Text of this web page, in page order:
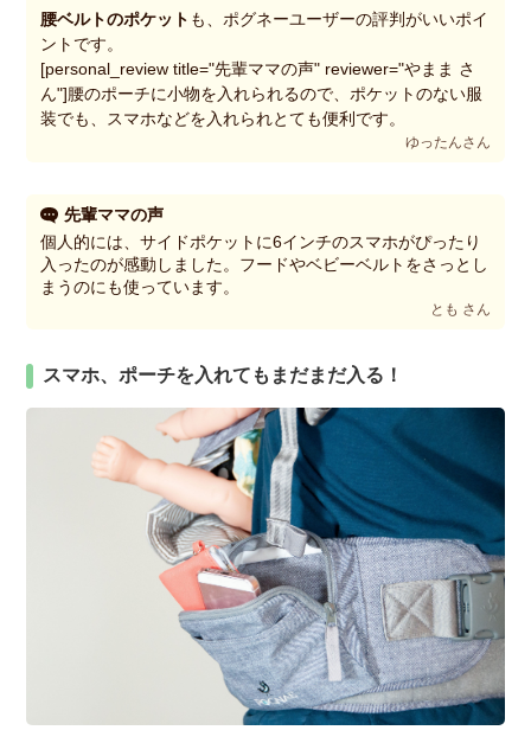
腰ベルトのポケット も、ポグネーユーザーの評判がいいポイ
ントです。
[personal_review title="先輩ママの声" reviewer="やまま さ
ん"]腰のポーチに小物を入れられるので、ポケットのない服
装でも、スマホなどを入れられとても便利です。
ゆったんさん
先輩ママの声
個人的には、サイドポケットに6インチのスマホがぴったり
入ったのが感動しました。フードやベビーベルトをさっとし
まうのにも使っています。
とも さん
スマホ、ポーチを入れてもまだまだ入る！